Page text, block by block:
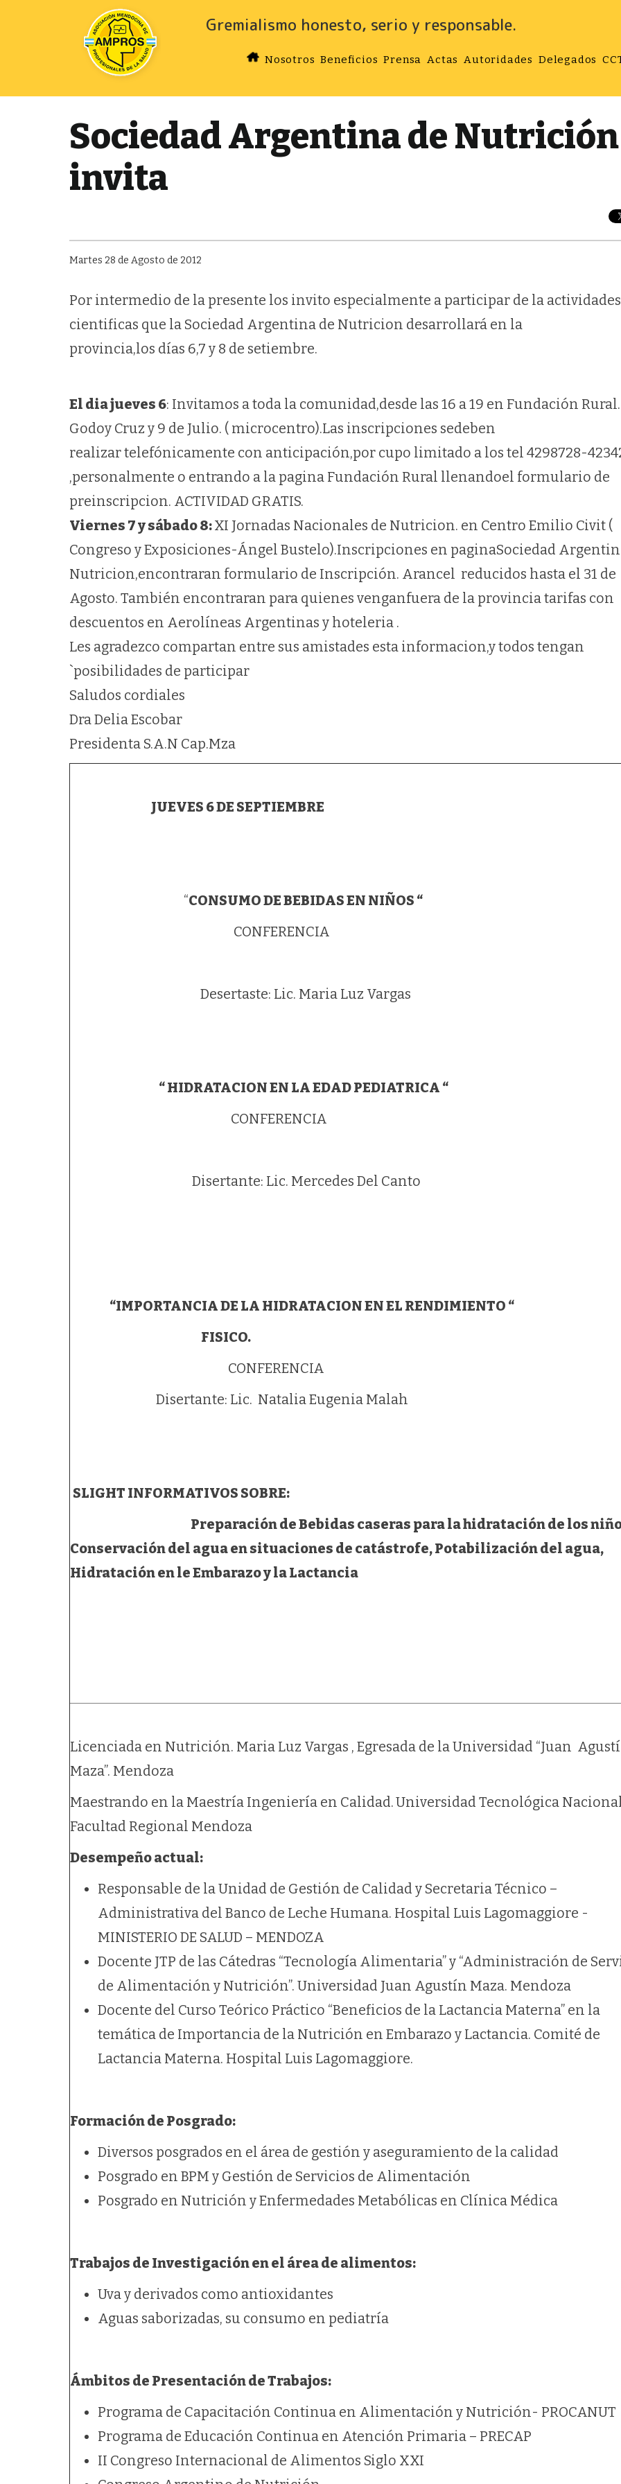
Gremialismo honesto, serio y responsable.
Nosotros Beneficios Prensa Actas Autoridades Delegados
Sociedad Argentina de Nutrición
invita
Martes 28 de Agosto de 2012
Por intermedio de la presente los invito especialmente a participar de la actividades
cientificas que la Sociedad Argentina de Nutricion desarrollará en la
provincia,los días 6,7 y 8 de setiembre.
El dia jueves 6: Invitamos a toda la comunidad,desde las 16 a 19 en Fundación
Godoy Cruz y 9 de Julio. ( microcentro).Las inscripciones sedeben
realizar telefónicamente con anticipación,por cupo limitado a los tel 4298728-
,personalmente o entrando a la pagina Fundación Rural llenandoel formulario de
preinscripcion. ACTIVIDAD GRATIS.
Viernes 7 y sábado 8:XI Jornadas Nacionales de Nutricion. en Centro Emilio Civit (
Congreso y Exposiciones-Ángel Bustelo).Inscripciones en paginaSociedad
Nutricion,encontraran formulario de Inscripción. Arancel reducidos hasta el 31 de
Agosto. También encontraran para quienes venganfuera de la provincia tarifas con
descuentos en Aerolíneas Argentinas y hoteleria .
Les agradezco compartan entre sus amistades esta informacion,y todos tengan
`posibilidades de participar
Saludos cordiales
Dra Delia Escobar
Presidenta S.A.N Cap.Mza
JUEVES 6 DE SEPTIEMBRE
“CONSUMO DE BEBIDAS EN NIÑOS “
CONFERENCIA
Desertaste: Lic. Maria Luz Vargas
“ HIDRATACION EN LA EDAD PEDIATRICA “
CONFERENCIA
Disertante: Lic. Mercedes Del Canto
“IMPORTANCIA DE LA HIDRATACION EN EL RENDIMIENTO “
FISICO.
CONFERENCIA
Disertante: Lic. Natalia Eugenia Malah
SLIGHT INFORMATIVOS SOBRE:
Preparación de Bebidas caseras para la hidratación de los
Conservación del agua en situaciones de catástrofe, Potabilización del agua,
Hidratación en le Embarazo y la Lactancia
Licenciada en Nutrición. Maria Luz Vargas , Egresada de la Universidad “Juan
Maza”. Mendoza
Maestrando en la Maestría Ingeniería en Calidad.Universidad Tecnológica
Facultad Regional Mendoza
Desempeño actual:
Responsable de la Unidad de Gestión de Calidad y Secretaria Técnico –
Administrativa del Banco de Leche Humana. Hospital Luis Lagomaggiore -
MINISTERIO DE SALUD – MENDOZA
Docente JTP de las Cátedras “Tecnología Alimentaria” y “Administración de
de Alimentación y Nutrición”. Universidad Juan Agustín Maza. Mendoza
Docente del Curso Teórico Práctico “Beneficios de la Lactancia Materna” en la
temática de Importancia de la Nutrición en Embarazo y Lactancia. Comité de
Lactancia Materna. Hospital Luis Lagomaggiore.
Formación de Posgrado:
Diversos posgrados en el área de gestión y aseguramiento de la calidad
Posgrado en BPM y Gestión de Servicios de Alimentación
Posgrado en Nutrición y Enfermedades Metabólicas en Clínica Médica
Trabajos de Investigación en el área de alimentos:
Uva y derivados como antioxidantes
Aguas saborizadas, su consumo en pediatría
Ámbitos de Presentación de Trabajos:
Programa de Capacitación Continua en Alimentación y Nutrición- PROCANUT
Programa de Educación Continua en Atención Primaria – PRECAP
II Congreso Internacional de Alimentos Siglo XXI